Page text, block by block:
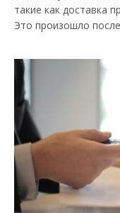
такие как доставка
Это произошло